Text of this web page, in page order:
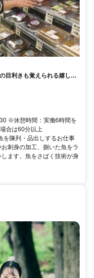
目利きも覚えられる嬉しい
※休憩時間：実働6時間を
合は60分以上
を陳列・品出しするお仕事
刺身の加工、捌いた魚をラ
ます。魚をさばく技術が身